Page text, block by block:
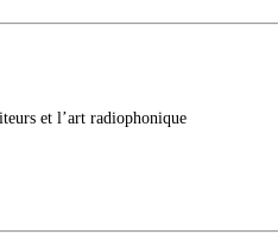
et l’art radiophonique